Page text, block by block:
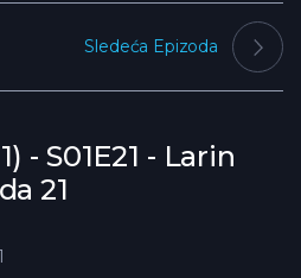
- S01E21 - Larin
21
Sledeća Epizoda